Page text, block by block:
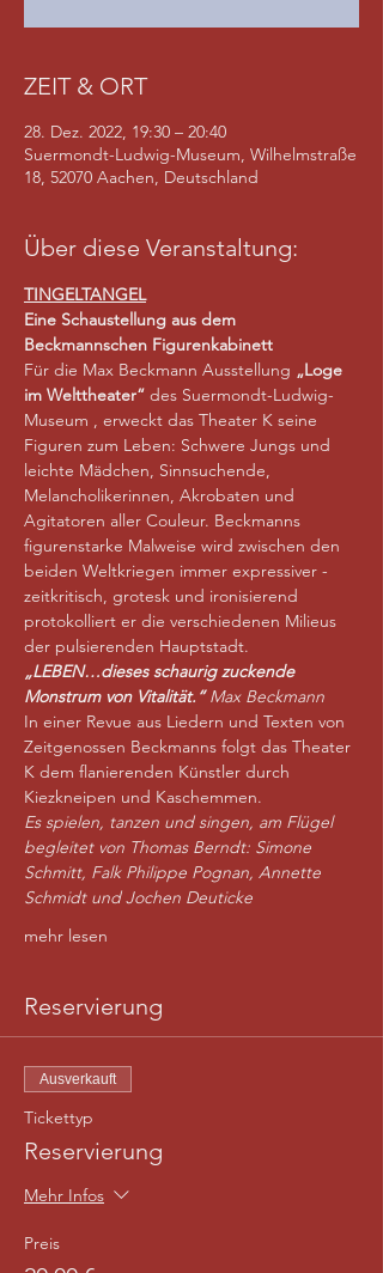
ZEIT & ORT
28. Dez. 2022, 19:30 – 20:40
Suermondt-Ludwig-Museum, Wilhelmstraße
18, 52070 Aachen, Deutschland
Über diese Veranstaltung:
TINGELTANGEL
Eine Schaustellung aus dem
Beckmannschen Figurenkabinett
Für die Max Beckmann Ausstellung „Loge
im Welttheater“ des Suermondt-Ludwig-
Museum , erweckt das Theater K seine
Figuren zum Leben: Schwere Jungs und
leichte Mädchen, Sinnsuchende,
Melancholikerinnen, Akrobaten und
Agitatoren aller Couleur. Beckmanns
figurenstarke Malweise wird zwischen den
beiden Weltkriegen immer expressiver -
zeitkritisch, grotesk und ironisierend
protokolliert er die verschiedenen Milieus
der pulsierenden Hauptstadt.
„LEBEN…dieses schaurig zuckende
Monstrum von Vitalität.“ Max Beckmann
In einer Revue aus Liedern und Texten von
Zeitgenossen Beckmanns folgt das Theater
K dem flanierenden Künstler durch
Kiezkneipen und Kaschemmen.
Es spielen, tanzen und singen, am Flügel
begleitet von Thomas Berndt: Simone
Schmitt, Falk Philippe Pognan, Annette
Schmidt und Jochen Deuticke
mehr lesen
Reservierung
Ausverkauft
Tickettyp
Reservierung
Mehr Infos
Preis